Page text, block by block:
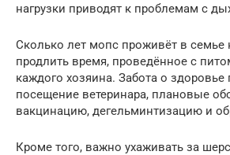
нагрузки приводят к проблемам с
Сколько лет мопс проживёт в семье
продлить время, проведённое с
каждого хозяина. Забота о здоровье
посещение ветеринара, плановые
вакцинацию, дегельминтизацию и
Кроме того, важно ухаживать за